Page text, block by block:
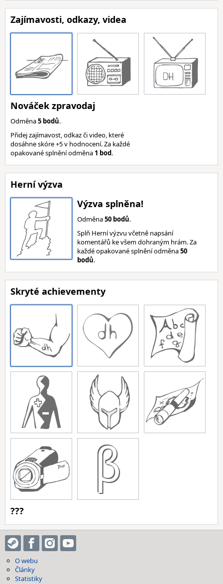
Zajímavosti, odkazy, videa
Nováček zpravodaj
Odměna5 bodů.
Přidej zajímavost, odkaz či video, které
dosáhne skóre +5 v hodnocení. Za každé
opakované splnění odměna 1 bod.
Herní výzva
Výzva splněna!
Odměna50 bodů.
Splň Herní výzvu včetně napsání
komentářů ke všem dohraným hrám. Za
každé opakované splnění odměna50
bodů.
Skryté achievementy
???
O webu
Články
Statistiky